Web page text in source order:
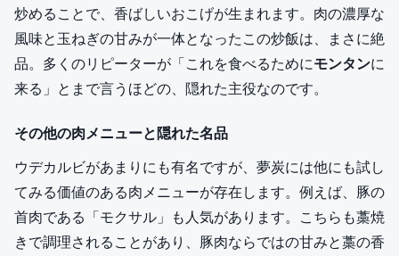
炒めることで、香ばしいおこげが生まれます。肉の濃厚な
風味と玉ねぎの甘みが一体となったこの炒飯は、まさに絶
品。多くのリピーターが「これを食べるためにモンタンに
来る」とまで言うほどの、隠れた主役なのです。
その他の肉メニューと隠れた名品
ウデカルビがあまりにも有名ですが、夢炭には他にも試し
てみる価値のある肉メニューが存在します。例えば、豚の
首肉である「モクサル」も人気があります。こちらも藁焼
きで調理されることがあり、豚肉ならではの甘みと藁の香